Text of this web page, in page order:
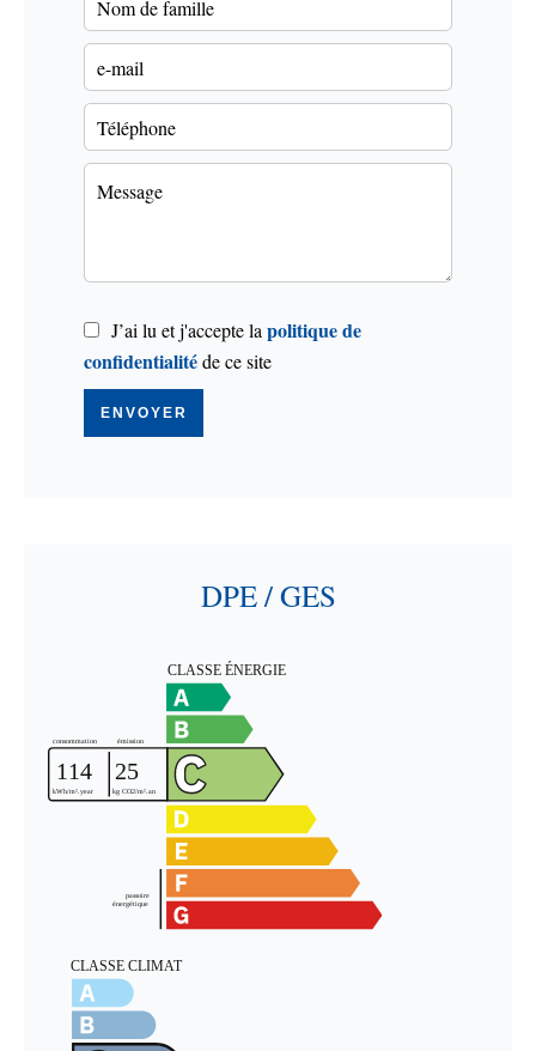
J’ai lu et j'accepte la politique de
confidentialitéde ce site
ENVOYER
DPE / GES